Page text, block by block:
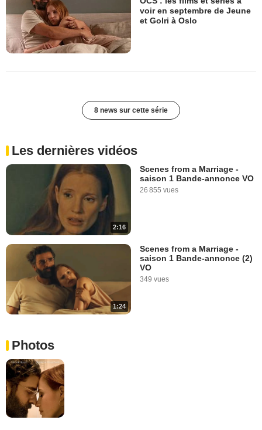
voir en septembre de Jeune
et Golri à Oslo
8 news sur cette série
Les dernières vidéos
2:16
Scenes from a Marriage -
saison 1 Bande-annonce VO
26 855 vues
1:24
Scenes from a Marriage -
saison 1 Bande-annonce (2)
VO
349 vues
Photos